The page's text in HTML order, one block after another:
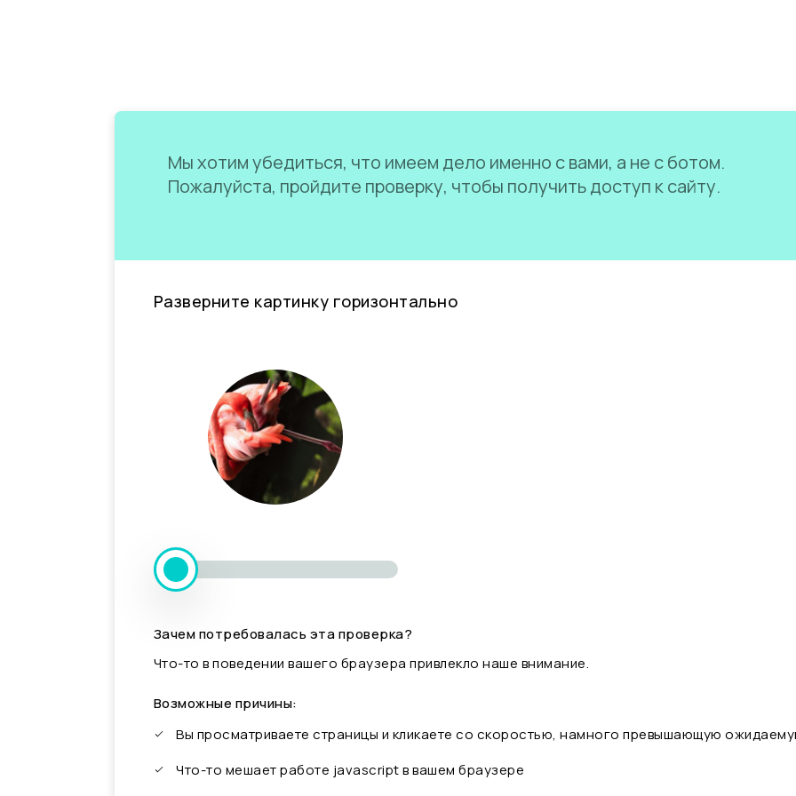
Мы хотим убедиться, что имеем дело именно с вами, а не с ботом.
Пожалуйста, пройдите проверку, чтобы получить доступ к сайту.
Разверните картинку горизонтально
Зачем потребовалась эта проверка?
Что-то в поведении вашего браузера привлекло наше внимание.
Возможные причины:
Вы просматриваете страницы и кликаете со скоростью, намного превышающую
Что-то мешает работе javascript в вашем браузере